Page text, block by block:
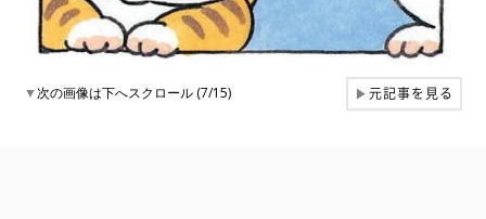
▼次の画像は下へスクロール (7/15) ▶元記事を見る